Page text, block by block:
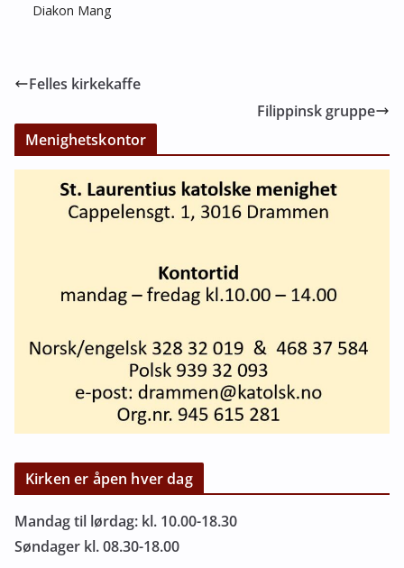
Diakon Mang
Felles kirkekaffe
Filippinsk gruppe
Menighetskontor
Kirken er åpen hver dag
Mandag til lørdag: kl. 10.00-18.30
Søndager kl. 08.30-18.00